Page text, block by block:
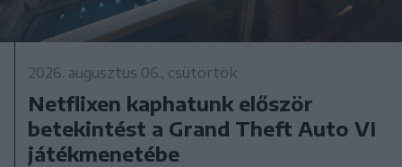
2026. augusztus 06., csütörtök
Netflixen kaphatunk először
betekintést a Grand Theft Auto VI
játékmenetébe